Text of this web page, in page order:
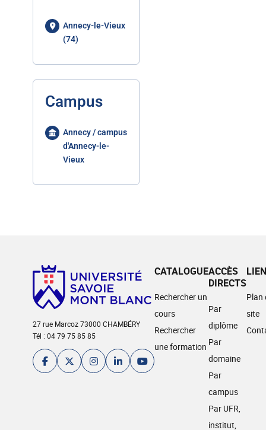
Annecy-le-Vieux
(74)
Campus
Annecy / campus
d'Annecy-le-
Vieux
27 rue Marcoz 73000 CHAMBÉRY
Tél : 04 79 75 85 85
CATALOGUE
Rechercher un
cours
Rechercher
une formation
ACCÈS
DIRECTS
Par
diplôme
Par
domaine
Par
campus
Par UFR,
institut,
Plan
site